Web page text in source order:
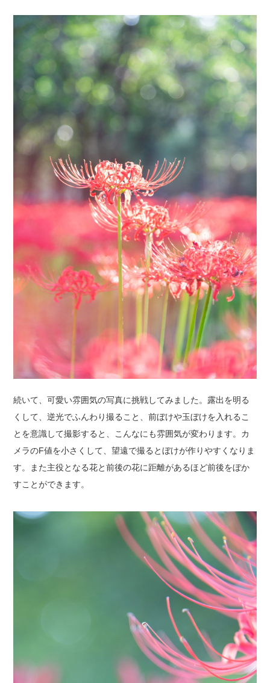
続いて、可愛い雰囲気の写真に挑戦してみました。露出を明る
くして、逆光でふんわり撮ること、前ぼけや玉ぼけを入れるこ
とを意識して撮影すると、こんなにも雰囲気が変わります。カ
メラのF値を小さくして、望遠で撮るとぼけが作りやすくなりま
す。また主役となる花と前後の花に距離があるほど前後をぼか
すことができます。